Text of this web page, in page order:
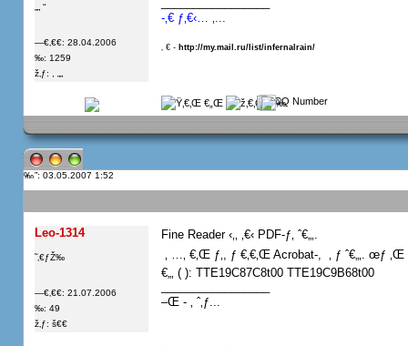
„„ “
—€‚€€: 28.04.2006
‰: 1259
ž‚ƒ: , „„
-‚€ ƒ‚€‹… ‚...
‚ € - http://my.mail.ru/list/infernalrain/
”: 03.05.2007 1:52
Leo-1314
˜‚€ƒŽ‰
—€‚€€: 21.07.2006
‰: 49
ž‚ƒ: š€€
Fine Reader ‹‚‚ ‚€‹ PDF-ƒ‚ ˆ€„‚.
 ‚ …‚ €‚Œ ƒ‚, ƒ €‚€‚Œ Acrobat-,  ‚ ƒ ˆ€„‚. œƒ
€„‚ ( ): TTE19C87C8t00 TTE19C9B68t00
–Œ - ‚ ˆ‚ƒ...